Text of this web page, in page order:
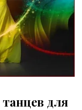
для